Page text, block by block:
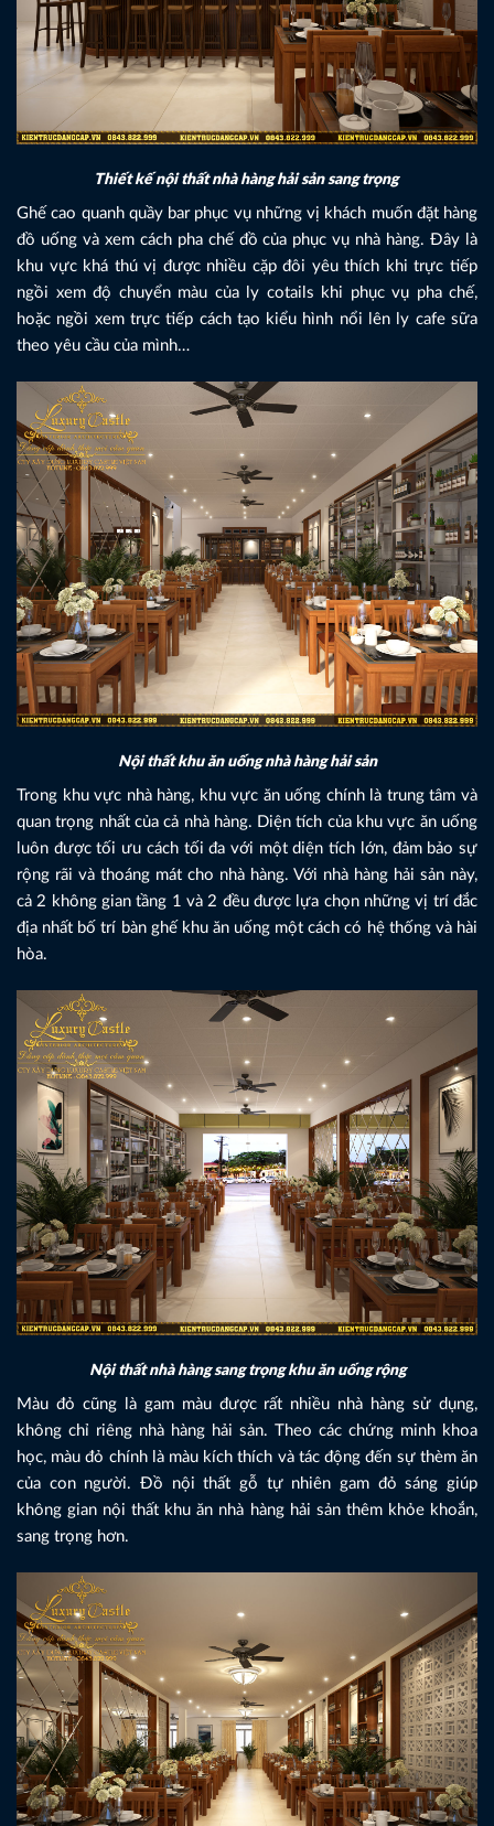
Thiết kế nội thất nhà hàng hải sản sang trọng
Ghế cao quanh quầy bar phục vụ những vị khách muốn đặt hàng
đồ uống và xem cách pha chế đồ của phục vụ nhà hàng. Đây là
khu vực khá thú vị được nhiều cặp đôi yêu thích khi trực tiếp
ngồi xem độ chuyển màu của ly cotails khi phục vụ pha chế,
hoặc ngồi xem trực tiếp cách tạo kiểu hình nổi lên ly cafe sữa
theo yêu cầu của mình…
Nội thất khu ăn uống nhà hàng hải sản
Trong khu vực nhà hàng, khu vực ăn uống chính là trung tâm và
quan trọng nhất của cả nhà hàng. Diện tích của khu vực ăn uống
luôn được tối ưu cách tối đa với một diện tích lớn, đảm bảo sự
rộng rãi và thoáng mát cho nhà hàng. Với nhà hàng hải sản này,
cả 2 không gian tầng 1 và 2 đều được lựa chọn những vị trí đắc
địa nhất bố trí bàn ghế khu ăn uống một cách có hệ thống và hài
hòa.
Nội thất nhà hàng sang trọng khu ăn uống rộng
Màu đỏ cũng là gam màu được rất nhiều nhà hàng sử dụng,
không chỉ riêng nhà hàng hải sản. Theo các chứng minh khoa
học, màu đỏ chính là màu kích thích và tác động đến sự thèm ăn
của con người. Đồ nội thất gỗ tự nhiên gam đỏ sáng giúp
không gian nội thất khu ăn nhà hàng hải sản thêm khỏe khoắn,
sang trọng hơn.